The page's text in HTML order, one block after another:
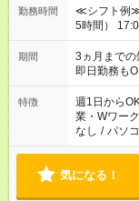
勤務時間
≪シフト例≫
5時間） 17:00～
働く時間は
期間
3ヵ月まで
即日勤務も
特徴 週1日から
業・Wワー
なし / パソ
気になる！